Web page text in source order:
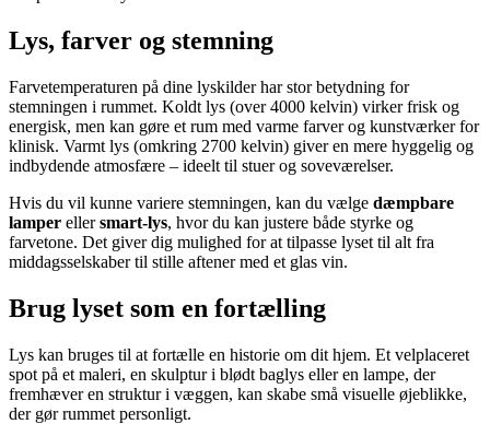
Lys, farver og stemning
Farvetemperaturen på dine lyskilder har stor betydning for
stemningen i rummet. Koldt lys (over 4000 kelvin) virker frisk og
energisk, men kan gøre et rum med varme farver og kunstværker for
klinisk. Varmt lys (omkring 2700 kelvin) giver en mere hyggelig og
indbydende atmosfære – ideelt til stuer og soveværelser.
Hvis du vil kunne variere stemningen, kan du vælge dæmpbare
lamper ellersmart-lys, hvor du kan justere både styrke og
farvetone. Det giver dig mulighed for at tilpasse lyset til alt fra
middagsselskaber til stille aftener med et glas vin.
Brug lyset som en fortælling
Lys kan bruges til at fortælle en historie om dit hjem. Et velplaceret
spot på et maleri, en skulptur i blødt baglys eller en lampe, der
fremhæver en struktur i væggen, kan skabe små visuelle øjeblikke,
der gør rummet personligt.